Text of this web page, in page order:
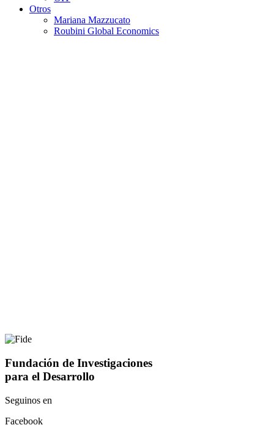
Otros
Mariana Mazzucato
Roubini Global Economics
Fundación de Investigaciones
para el Desarrollo
Seguinos en
Facebook